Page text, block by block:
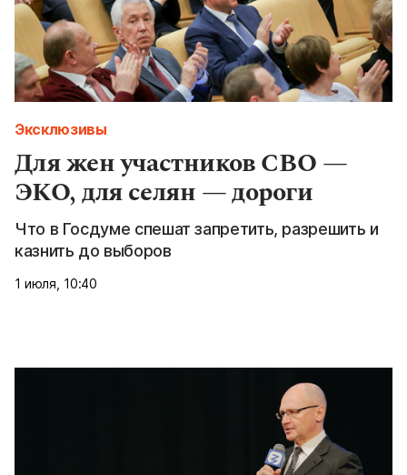
Эксклюзивы
Для жен участников СВО —
ЭКО, для селян — дороги
Что в Госдуме спешат запретить, разрешить и
казнить до выборов
1 июля, 10:40